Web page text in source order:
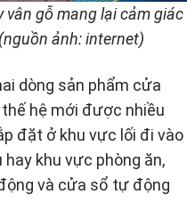
vân gỗ mang lại cảm giác
ảnh: internet)
dòng sản phẩm cửa
hệ mới được nhiều
đặt ở khu vực lối đi vào
hay khu vực phòng ăn,
và cửa sổ tự động